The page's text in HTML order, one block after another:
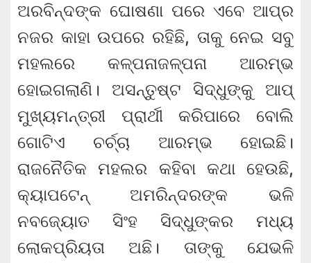
ଅରବିନ୍ଦଙ୍କ ଘୋଷଣା ପରେ ଏବେ ଆପ୍‌ର
ନଜର କାହା ଉପରେ ରହିଛି, ତାକୁ ନେଇ ସବୁ
ମହଲରେ କଳ୍ପନାଜଳ୍ପନା ଆରମ୍ଭ
ହୋଇଗଲାଣି। ଅସନ୍ତୁଷ୍ଟ ସିଦ୍ଧୁଙ୍କୁ ଆପ୍‌
ମୁଖ୍ୟମନ୍ତ୍ରୀ ପ୍ରାର୍ଥୀ କରିପାରେ ବୋଲି
ଗୋଟିଏ ଚର୍ଚ୍ଚା ଆରମ୍ଭ ହୋଇଛି।
ରାଜନୈତିକ ମହଲର କହିବା କଥା ହେଉଛି,
କ୍ୟାପଟେନ୍ ଅମରିନ୍ଦରଙ୍କ ଭଳି
ନବଜ୍ୟୋତ ସିଂହ ସିଦ୍ଧୁଙ୍କର ମଧ୍ୟ
ଲୋକପ୍ରିୟତା ଅଛି। ତାଙ୍କୁ ଯେଭଳି